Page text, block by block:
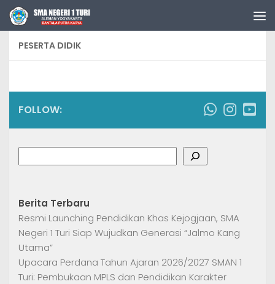
Skip to content
PESERTA DIDIK
FOLLOW:
Berita Terbaru
Resmi Launching Pendidikan Khas Kejogjaan, SMA
Negeri 1 Turi Siap Wujudkan Generasi “Jalmo Kang
Utama”
Upacara Perdana Tahun Ajaran 2026/2027 SMAN 1
Turi: Pembukaan MPLS dan Pendidikan Karakter